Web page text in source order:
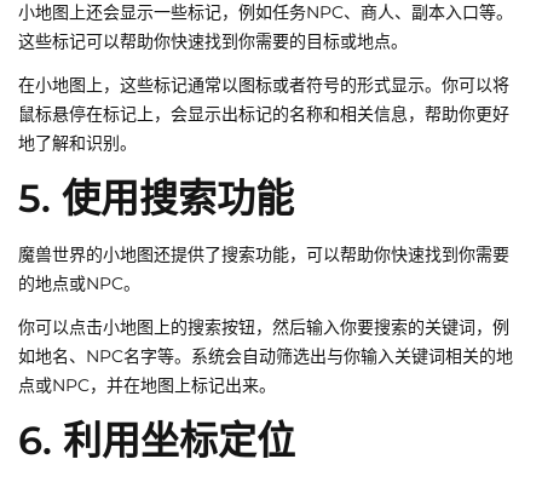
小地图上还会显示一些标记，例如任务NPC、商人、副本入口等。
这些标记可以帮助你快速找到你需要的目标或地点。
在小地图上，这些标记通常以图标或者符号的形式显示。你可以将
鼠标悬停在标记上，会显示出标记的名称和相关信息，帮助你更好
地了解和识别。
5. 使用搜索功能
魔兽世界的小地图还提供了搜索功能，可以帮助你快速找到你需要
的地点或NPC。
你可以点击小地图上的搜索按钮，然后输入你要搜索的关键词，例
如地名、NPC名字等。系统会自动筛选出与你输入关键词相关的地
点或NPC，并在地图上标记出来。
6. 利用坐标定位